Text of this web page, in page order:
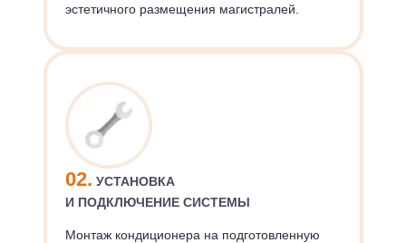
эстетичного размещения магистралей.
02. УСТАНОВКА
И ПОДКЛЮЧЕНИЕ СИСТЕМЫ
Монтаж кондиционера на подготовленную